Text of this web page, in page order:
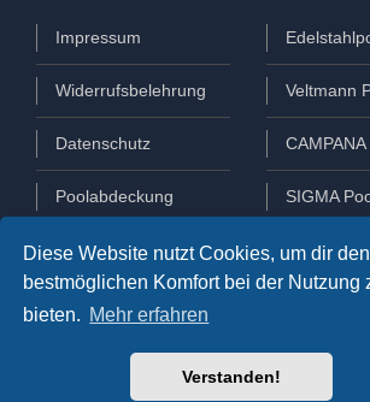
Diese Website nutzt Cookies, um dir den
bestmöglichen Komfort bei der Nutzung
bieten. Mehr erfahren
Verstanden!
Impressum
Widerrufsbelehrung
Datenschutz
Poolabdeckung
Poolüberdachung
Veltmann
SIGMA
Lamellen
COPYRIGHT 2021 ©